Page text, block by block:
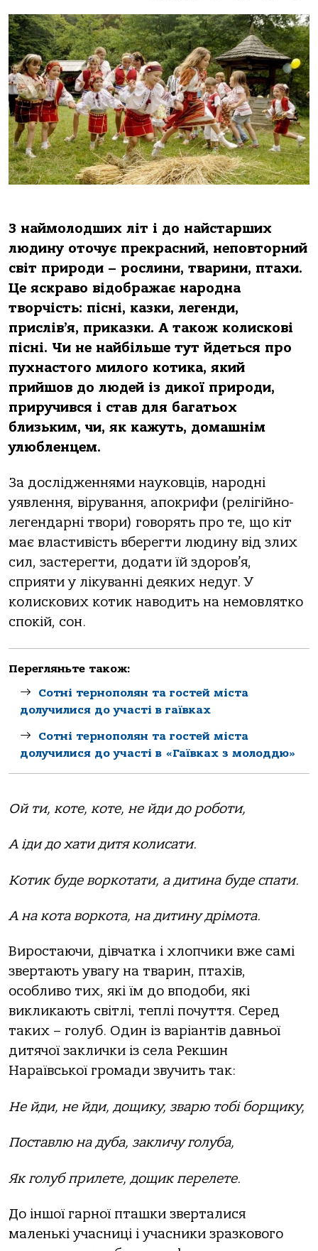
З наймолодших літ і до найстарших
людину оточує прекрасний, неповторний
світ природи – рослини, тварини, птахи.
Це яскраво відображає народна
творчість: пісні, казки, легенди,
прислів’я, приказки. А також колискові
пісні. Чи не найбільше тут йдеться про
пухнастого милого котика, який
прийшов до людей із дикої природи,
приручився і став для багатьох
близьким, чи, як кажуть, домашнім
улюбленцем.
За дослідженнями науковців, народні
уявлення, вірування, апокрифи (релігійно-
легендарні твори) говорять про те, що кіт
має властивість вберегти людину від злих
сил, застерегти, додати їй здоров’я,
сприяти у лікуванні деяких недуг. У
колискових котик наводить на немовлятко
спокій, сон.
Перегляньте також:
Сотні тернополян та гостей міста
долучилися до участі в гаївках
Сотні тернополян та гостей міста
долучилися до участі в «Гаївках з молоддю»
Ой ти, коте, коте, не йди до роботи,
А іди до хати дитя колисати.
Котик буде воркотати, а дитина буде спати.
А на кота воркота, на дитину дрімота.
Виростаючи, дівчатка і хлопчики вже самі
звертають увагу на тварин, птахів,
особливо тих, які їм до вподоби, які
викликають світлі, теплі почуття. Серед
таких – голуб. Один із варіантів давньої
дитячої заклички із села Рекшин
Нараївської громади звучить так:
Не йди, не йди, дощику, зварю тобі борщику,
Поставлю на дуба, закличу голуба,
Як голуб прилете, дощик перелете.
До іншої гарної пташки зверталися
маленькі учасниці і учасники зразкового